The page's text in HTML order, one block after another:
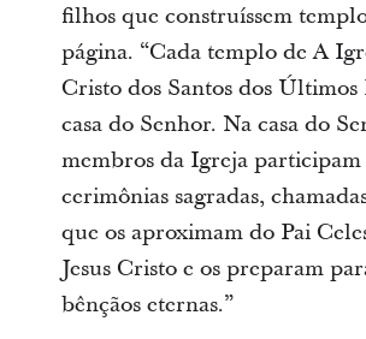
filhos que construíssem
página. “Cada templo de A
Cristo dos Santos dos Últimos
casa do Senhor. Na casa do
membros da Igreja participam
cerimônias sagradas,
que os aproximam do Pai
Jesus Cristo e os preparam
bênçãos eternas.”